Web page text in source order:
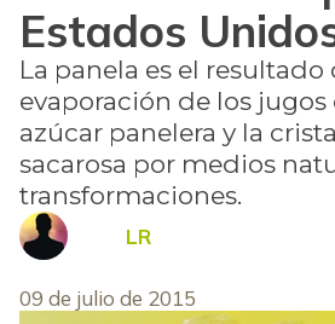
Estados
La panela es el resultado
evaporación de los jugos
azúcar panelera y la
sacarosa por medios
transformaciones.
LR
09 de julio de 2015